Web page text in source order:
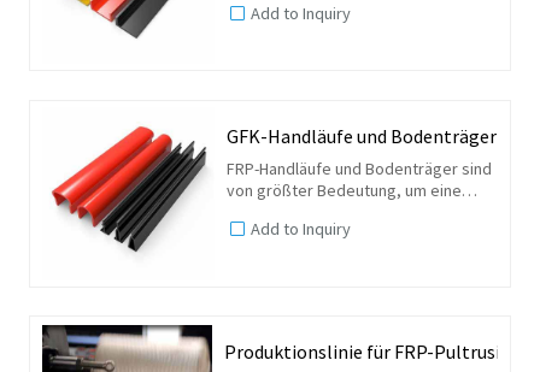
erhältlich. Je nach Art des
Add to Inquiry
GFK-Handläufe und Bodenträger
FRP-Handläufe und Bodenträger sind
von größter Bedeutung, um eine
Industrie und Landwirtschaft zu
Add to Inquiry
Produktionslinie für FRP-